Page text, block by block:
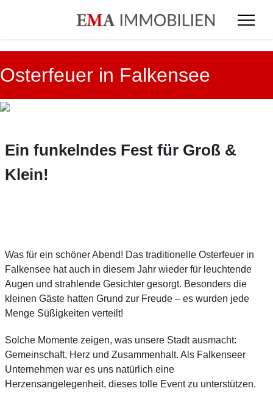
Osterfeuer in Falkensee
Ein funkelndes Fest für Groß &
Klein!
Was für ein schöner Abend! Das traditionelle Osterfeuer in
Falkensee hat auch in diesem Jahr wieder für leuchtende
Augen und strahlende Gesichter gesorgt. Besonders die
kleinen Gäste hatten Grund zur Freude – es wurden jede
Menge Süßigkeiten verteilt!
Solche Momente zeigen, was unsere Stadt ausmacht:
Gemeinschaft, Herz und Zusammenhalt. Als Falkenseer
Unternehmen war es uns natürlich eine
Herzensangelegenheit, dieses tolle Event zu unterstützen.